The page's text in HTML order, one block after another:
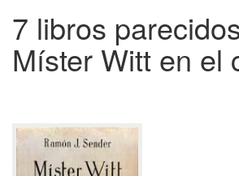
7 libros
Míster Witt en el